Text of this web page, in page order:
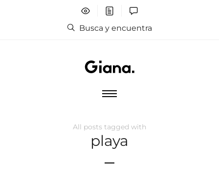
Busca y encuentra
All posts tagged with
playa